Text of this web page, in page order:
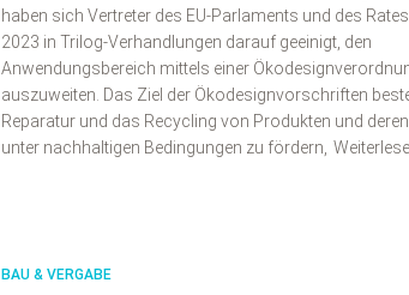
haben sich Vertreter des EU-Parlaments und des
2023 in Trilog-Verhandlungen darauf geeinigt, den
Anwendungsbereich mittels einer
auszuweiten. Das Ziel der Ökodesignvorschriften
Reparatur und das Recycling von Produkten und
unter nachhaltigen Bedingungen zu fördern,
BAU & VERGABE